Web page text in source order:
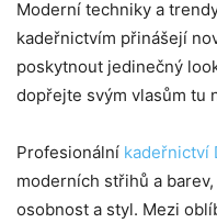
Moderní techniky a
kadeřnictvím přinášejí
poskytnout jedinečný
dopřejte svým vlasům tu
Profesionální kadeřnictví
moderních střihů a
osobnost a styl. Mezi